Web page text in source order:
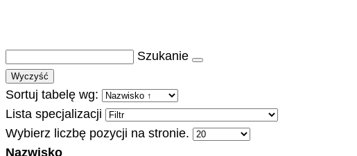
Szukanie
Wyczyść
Sortuj tabelę wg:
Lista specjalizacji
Wybierz liczbę pozycji na stronie.
Nazwisko